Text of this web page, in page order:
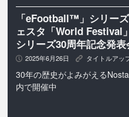
「eFootball™」シリー
ェスタ「World Festival
シリーズ30周年記念発
P 2025年6月26日 K タイトルアッ
30年の歴史がよみがえる
内で開催中